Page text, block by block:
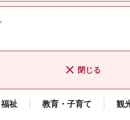
閉じる
祉 教育・子育て 観